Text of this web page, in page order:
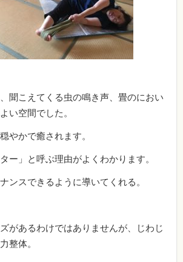
聞こえてくる虫の鳴き声、畳のにおい
い空間でした。
やかで癒されます。
ー」と呼ぶ理由がよくわかります。
ンスできるように導いてくれる。
があるわけではありませんが、じわじ
整体。